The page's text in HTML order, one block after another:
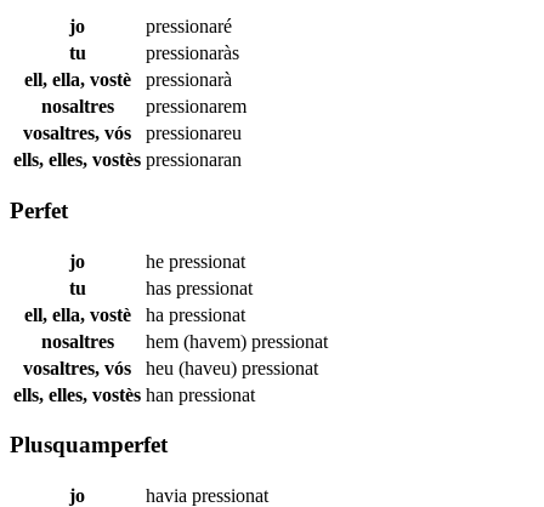
jo
pressionaré
tu
pressionaràs
ell, ella, vostè
pressionarà
nosaltres
pressionarem
vosaltres, vós
pressionareu
ells, elles, vostès pressionaran
Perfet
jo he pressionat
tu
has pressionat
ell, ella, vostè
ha pressionat
nosaltres
hem (havem) pressionat
vosaltres, vós
heu (haveu) pressionat
ells, elles, vostès han pressionat
Plusquamperfet
jo havia pressionat